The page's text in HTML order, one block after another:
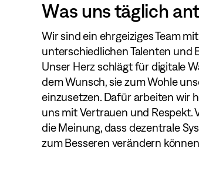
Was uns täglich
Wir sind ein ehrgeiziges Team mit
unterschiedlichen Talenten und
Unser Herz schlägt für digitale
dem Wunsch, sie zum Wohle
einzusetzen. Dafür arbeiten wir
uns mit Vertrauen und Respekt.
die Meinung, dass dezentrale
zum Besseren verändern